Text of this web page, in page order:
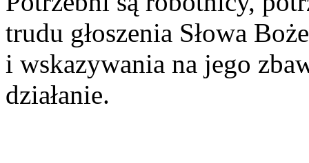
trudu głoszenia Słowa
i wskazywania na jego
działanie.